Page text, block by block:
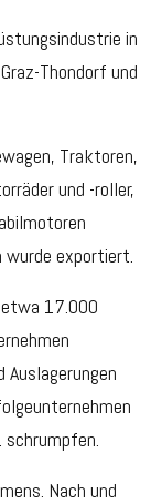
in
Thondorf und
Traktoren,
und -roller,
wurde exportiert.
17.000
Nach und